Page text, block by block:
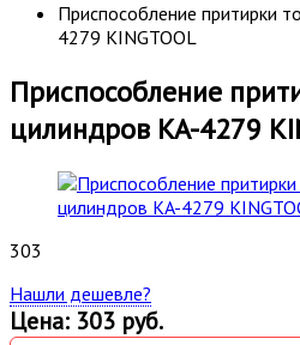
Приспособление притирки
4279 KINGTOOL
Приспособление
цилиндров KA-4279
303
Нашли дешевле?
Цена: 303 руб.